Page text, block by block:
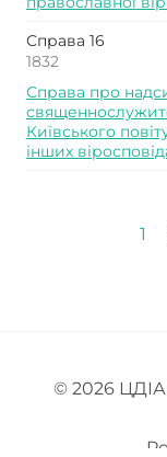
Справа 16
1832
Справа про
Київського
інших
1
© 2026